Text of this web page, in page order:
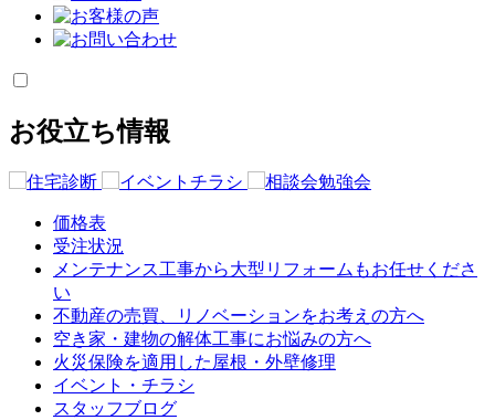
お役立ち情報
価格表
受注状況
メンテナンス工事から大型リフォームもお任せくださ
い
不動産の売買、リノベーションをお考えの方へ
空き家・建物の解体工事にお悩みの方へ
火災保険を適用した屋根・外壁修理
イベント・チラシ
スタッフブログ